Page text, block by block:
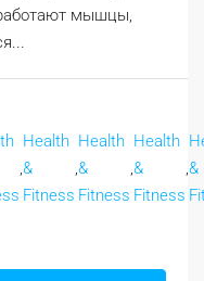
работают мышцы,
,
Health
&
Fitness
,
Health
&
Fitness
,
Health
&
Fitness
,&